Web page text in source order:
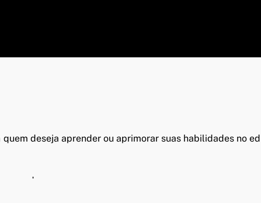
deseja aprender ou aprimorar suas habilidades no
...